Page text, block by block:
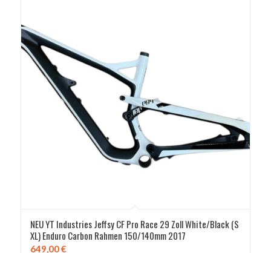
NEU YT Industries Jeffsy CF Pro Race 29 Zoll White/Black (S
XL) Enduro Carbon Rahmen 150/140mm 2017
649,00€